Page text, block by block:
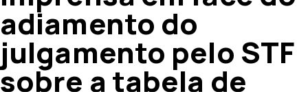
adiamento do
julgamento pelo STF
sobre a tabela de